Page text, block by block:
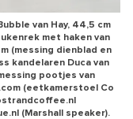
van Hay, 44,5 cm
met haken van
(messing dienblad en
kandelaren Duca van
pootjes van
(eetkamerstoel Co
(Marshall speaker).